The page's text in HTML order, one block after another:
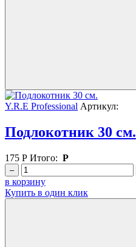
Y.R.E Professional Артикул:
Подлокотник 30 см.
175 Р Итого: Р
–
в корзину
Купить в один клик